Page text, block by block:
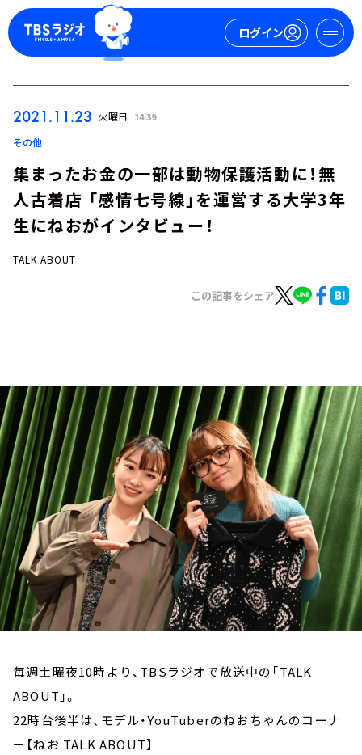
ログイン
イベント・グッズ
YouTube
会社情報
2021.11.23 火曜日 14:39
その他
集まったお金の一部は動物保護活動に！無
人古着店 「感情七号線」を運営する大学3年
生にねおがインタビュー！
TALK ABOUT
この記事をシェア
毎週土曜夜10時より、TBSラジオで放送中の「TALK
ABOUT」。
22時台後半は、モデル・YouTuberのねおちゃんのコーナ
ー【ねお TALK ABOUT】